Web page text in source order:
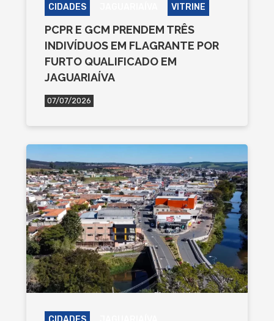
CIDADES VITRINE
PCPR E GCM PRENDEM TRÊS
INDIVÍDUOS EM FLAGRANTE POR
FURTO QUALIFICADO EM
JAGUARIAÍVA
07/07/2026